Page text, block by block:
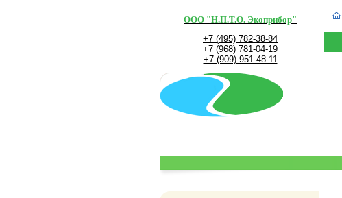
ООО "Н.П.Т.О. Экоприбор"
+7 (495) 782-38-84
+7 (968) 781-04-19
+7 (909) 951-48-11